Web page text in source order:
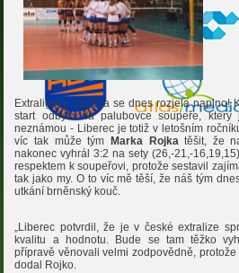
Extraligová sezóna se dnes rozjela naplno!
start odbylo na palubovce soupeře,
neznámou - Liberec je totiž v letošním
víc tak může tým
Marka Rojkatěšit, že
nakonec vyhrál 3:2 na sety (26,-21,-
respektem k soupeřovi, protože sestavil
tak jako my. O to víc mě těší, že náš tým
utkání brněnský kouč.
„Liberec potvrdil, že je v české extralize
kvalitu a hodnotu. Bude se tam těžko
přípravě věnovali velmi zodpovědně,
dodal Rojko.